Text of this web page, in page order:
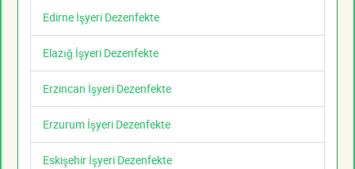
Edirne İşyeri Dezenfekte
Elazığ İşyeri Dezenfekte
Erzincan İşyeri Dezenfekte
Erzurum İşyeri Dezenfekte
Eskişehir İşyeri Dezenfekte